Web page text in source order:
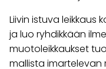
Liivin istuva leikkaus
ja luo ryhdikkään
muotoleikkaukset
mallista imartelevan